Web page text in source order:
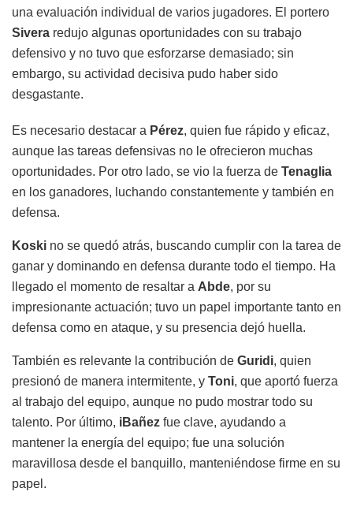
una evaluación individual de varios jugadores. El portero
Sivera redujo algunas oportunidades con su trabajo
defensivo y no tuvo que esforzarse demasiado; sin
embargo, su actividad decisiva pudo haber sido
desgastante.
Es necesario destacar a Pérez, quien fue rápido y eficaz,
aunque las tareas defensivas no le ofrecieron muchas
oportunidades. Por otro lado, se vio la fuerza de Tenaglia
en los ganadores, luchando constantemente y también en
defensa.
Koski no se quedó atrás, buscando cumplir con la tarea de
ganar y dominando en defensa durante todo el tiempo. Ha
llegado el momento de resaltar a Abde, por su
impresionante actuación; tuvo un papel importante tanto en
defensa como en ataque, y su presencia dejó huella.
También es relevante la contribución de Guridi, quien
presionó de manera intermitente, y Toni, que aportó fuerza
al trabajo del equipo, aunque no pudo mostrar todo su
talento. Por último, iBañez fue clave, ayudando a
mantener la energía del equipo; fue una solución
maravillosa desde el banquillo, manteniéndose firme en su
papel.